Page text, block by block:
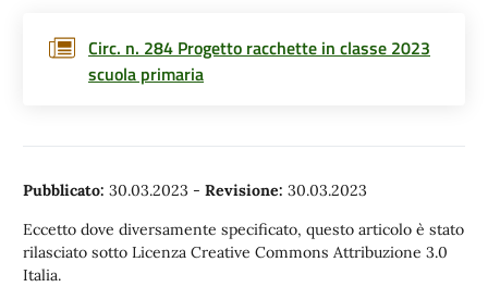
Circ. n. 284 Progetto racchette in classe 2023
scuola primaria
Pubblicato: 30.03.2023 - Revisione: 30.03.2023
Eccetto dove diversamente specificato, questo articolo è stato
rilasciato sotto Licenza Creative Commons Attribuzione 3.0
Italia.